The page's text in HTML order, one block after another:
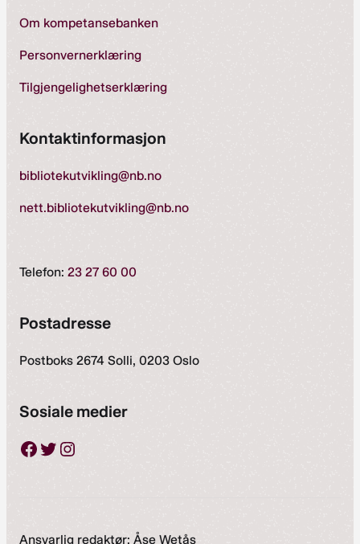
Om kompetansebanken
Personvernerklæring
Tilgjengelighetserklæring
Kontaktinformasjon
bibliotekutvikling@nb.no
nett.bibliotekutvikling@nb.no
Telefon: 23 27 60 00
Postadresse
Postboks 2674 Solli, 0203 Oslo
Sosiale medier
Facebook Twitter Instagram
Ansvarlig redaktør: Åse Wetås